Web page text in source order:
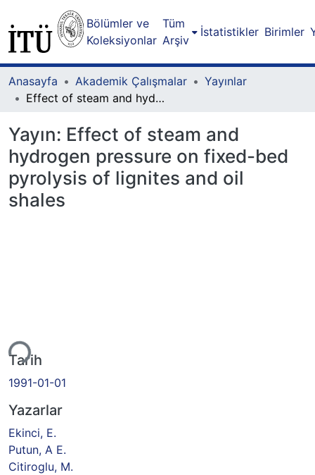
Bölümler ve
Koleksiyonlar
Tüm
Arşiv
İstatistikler Birimler
Anasayfa Akademik Çalışmalar
Yayınlar
Effect of steam and hydrogen pressure on fixed-bed pyrolysis of lignites and oil shales
Yayın: Effect of steam and
hydrogen pressure on fixed-bed
pyrolysis of lignites and oil
shales
Tarih
1991-01-01
Yazarlar
Ekinci, E.
Putun, A E.
Citiroglu, M.